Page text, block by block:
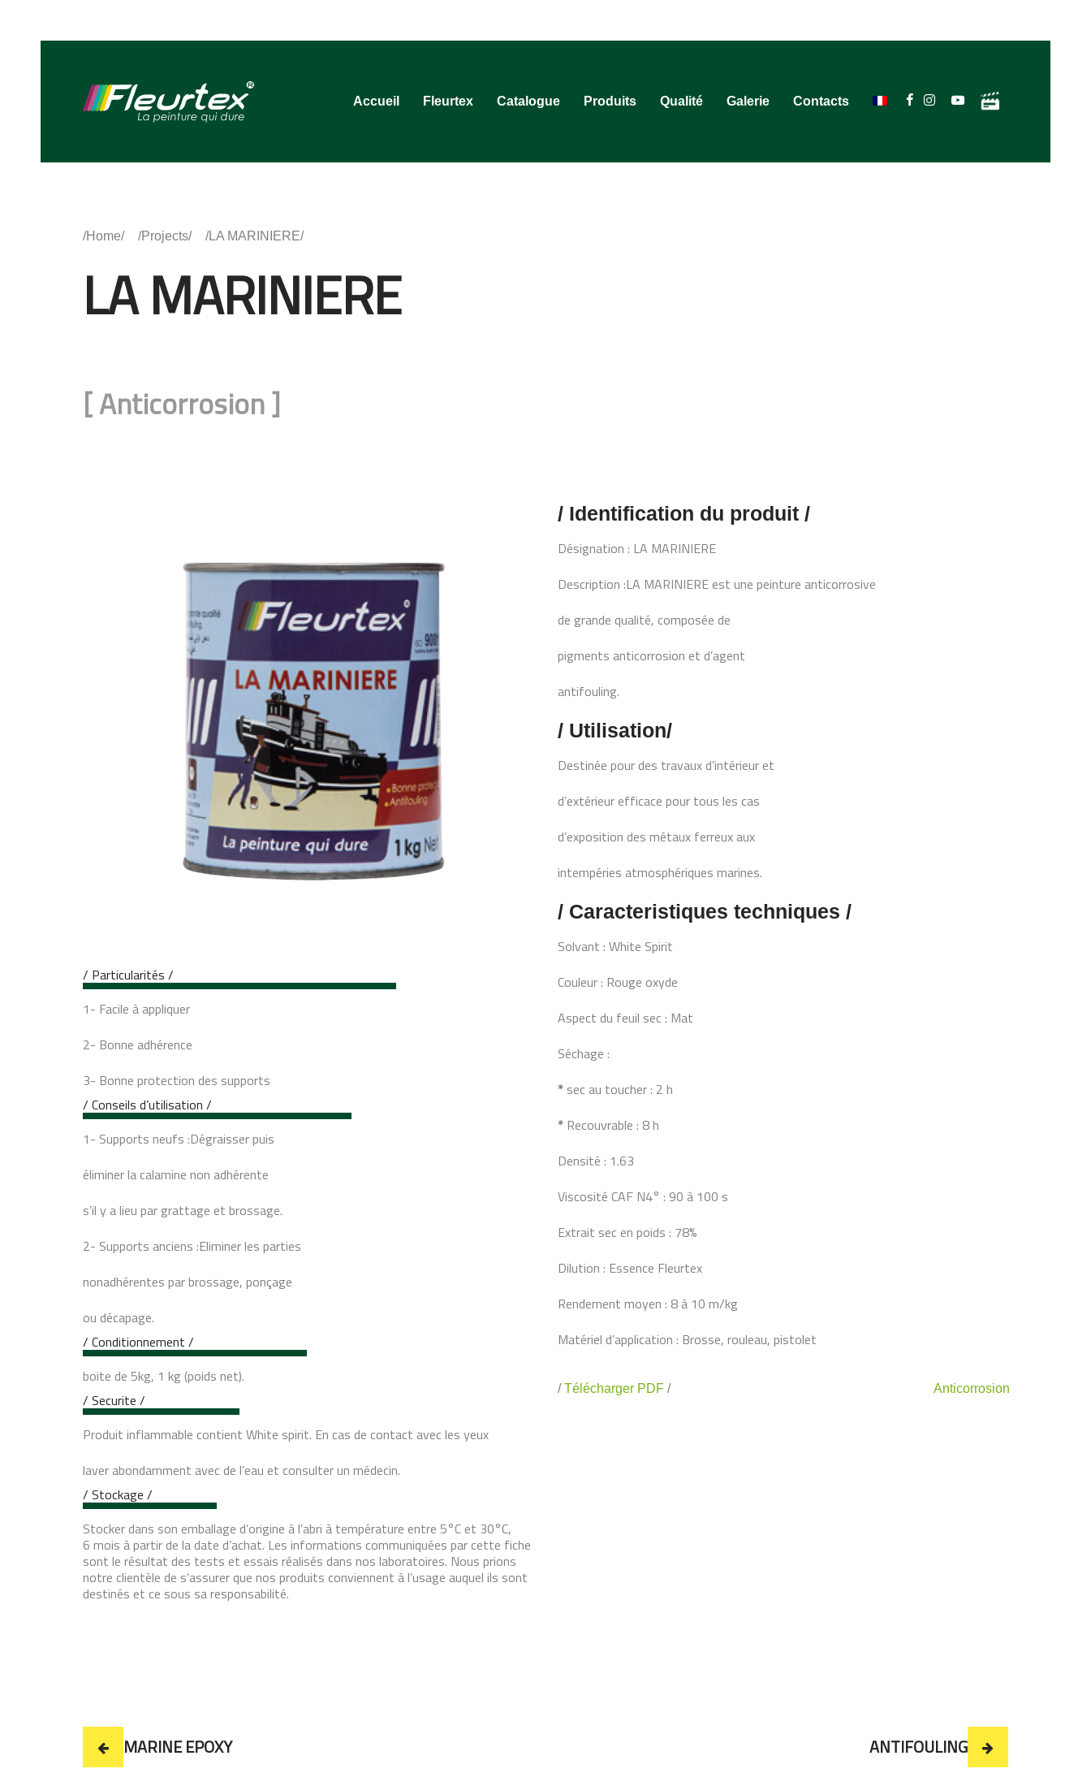
Accueil Fleurtex Catalogue Produits Qualité Galerie Contacts
Home Projects LA MARINIERE
LA MARINIERE
[Anticorrosion]
/ Identification du produit /
Désignation : LA MARINIERE
Description :LA MARINIERE est une peinture anticorrosive
de grande qualité, composée de
pigments anticorrosion et d’agent
antifouling.
/ Utilisation/
Destinée pour des travaux d’intérieur et
d’extérieur efficace pour tous les cas
d’exposition des métaux ferreux aux
intempéries atmosphériques marines.
/ Caracteristiques techniques /
Solvant : White Spirit
Couleur : Rouge oxyde
Aspect du feuil sec : Mat
Séchage :
* sec au toucher : 2 h
* Recouvrable : 8 h
Densité : 1.63
Viscosité CAF N4° : 90 à 100 s
Extrait sec en poids : 78%
Dilution : Essence Fleurtex
Rendement moyen : 8 à 10 m/kg
Matériel d’application : Brosse, rouleau, pistolet
/Télécharger PDF / Anticorrosion
/ Particularités /
1- Facile à appliquer
2- Bonne adhérence
3- Bonne protection des supports
/ Conseils d’utilisation /
1- Supports neufs :Dégraisser puis
éliminer la calamine non adhérente
s’il y a lieu par grattage et brossage.
2- Supports anciens :Eliminer les parties
nonadhérentes par brossage, ponçage
ou décapage.
/ Conditionnement /
boite de 5kg, 1 kg (poids net).
/ Securite /
Produit inflammable contient White spirit. En cas de contact avec les yeux
laver abondamment avec de l’eau et consulter un médecin.
/ Stockage /
Stocker dans son emballage d’origine à l’abri à température entre 5°C et 30°C,
6 mois à partir de la date d’achat. Les informations communiquées par cette fiche
sont le résultat des tests et essais réalisés dans nos laboratoires. Nous prions
notre clientèle de s’assurer que nos produits conviennent à l’usage auquel ils sont
destinés et ce sous sa responsabilité.
MARINE EPOXY ANTIFOULING